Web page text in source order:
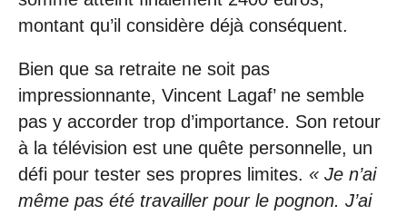
montant qu’il considère déjà conséquent.
Bien que sa retraite ne soit pas
impressionnante, Vincent Lagaf’ ne semble
pas y accorder trop d’importance. Son retour
à la télévision est une quête personnelle, un
défi pour tester ses propres limites. « Je n’ai
même pas été travailler pour le pognon. J’ai